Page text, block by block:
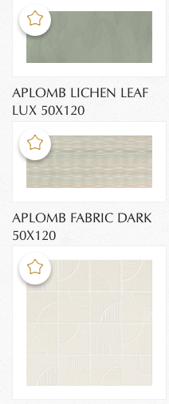
APLOMB LICHEN LEAF
LUX 50X120
APLOMB FABRIC DARK
50X120